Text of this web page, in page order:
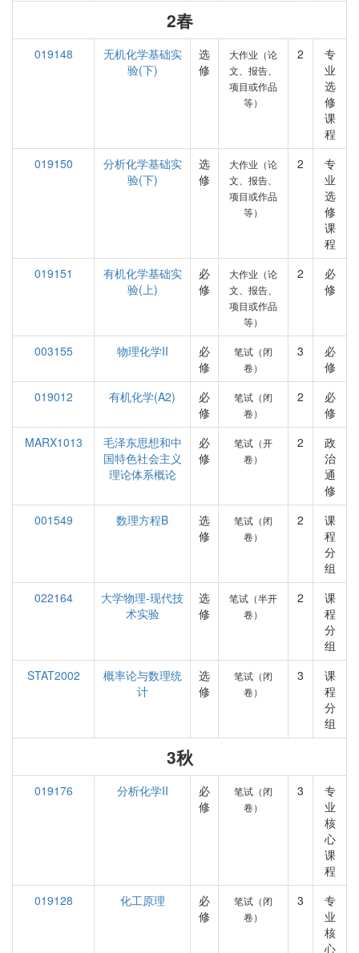
2春
019148
无机化学基础实
验(下)
选
修
大作业（论
文、报告、
项目或作品
等）
2
专
业
选
修
课
程
019150
分析化学基础实
验(下)
选
修
大作业（论
文、报告、
项目或作品
等）
2
专
业
选
修
课
程
019151
有机化学基础实
验(上)
必
修
大作业（论
文、报告、
项目或作品
等）
2
必
修
003155 物理化学II
必
修
笔试（闭
卷）
3
必
修
019012
有机化学(A2)
必
修
笔试（闭
卷）
2
必
修
MARX1013
毛泽东思想和中
国特色社会主义
理论体系概论
必
修
笔试（开
卷）
2
政
治
通
修
001549
数理方程B
选
修
笔试（闭
卷）
2
课
程
分
组
022164
大学物理-现代技
术实验
选
修
笔试（半开
卷）
2
课
程
分
组
STAT2002
概率论与数理统
计
选
修
笔试（闭
卷）
3
课
程
分
组
3秋
019176 分析化学II
必
修
笔试（闭
卷）
3
专
业
核
心
课
程
019128
化工原理
必
修
笔试（闭
卷）
3
专
业
核
心